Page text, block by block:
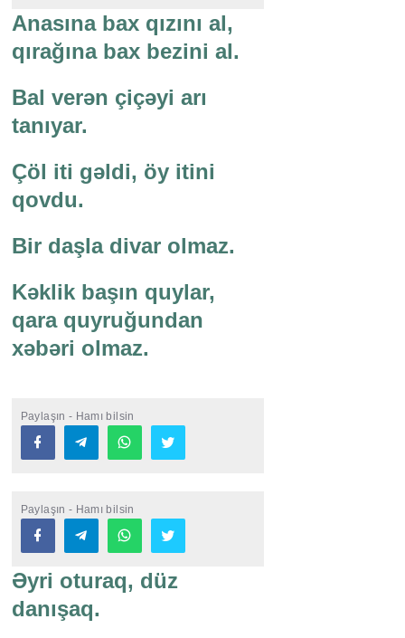
Anasına bax qızını al,
qırağına bax bezini al.
Bal verən çiçəyi arı
tanıyar.
Çöl iti gəldi, öy itini
qovdu.
Bir daşla divar olmaz.
Kəklik başın quylar,
qara quyruğundan
xəbəri olmaz.
Paylaşın - Hamı bilsin
Paylaşın - Hamı bilsin
Əyri oturaq, düz
danışaq.